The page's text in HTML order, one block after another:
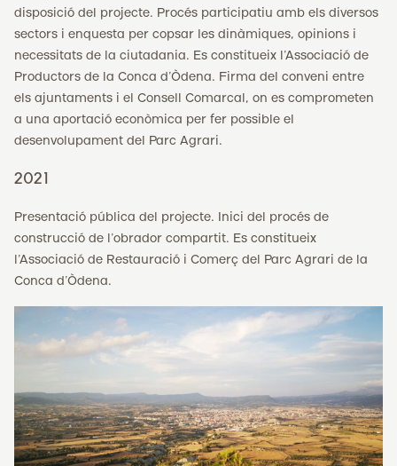
disposició del projecte. Procés participatiu amb els diversos
sectors i enquesta per copsar les dinàmiques, opinions i
necessitats de la ciutadania. Es constitueix l’Associació de
Productors de la Conca d’Òdena. Firma del conveni entre
els ajuntaments i el Consell Comarcal, on es comprometen
a una aportació econòmica per fer possible el
desenvolupament del Parc Agrari.
2021
Presentació pública del projecte. Inici del procés de
construcció de l’obrador compartit. Es constitueix
l’Associació de Restauració i Comerç del Parc Agrari de la
Conca d’Òdena.